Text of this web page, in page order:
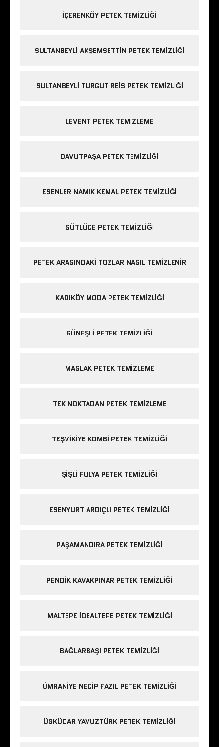
IÇERENKÖY PETEK TEMIZLIĞI
SULTANBEYLI AKŞEMSETTIN PETEK TEMIZLIĞI
SULTANBEYLI TURGUT REIS PETEK TEMIZLIĞI
LEVENT PETEK TEMIZLEME
DAVUTPAŞA PETEK TEMIZLIĞI
ESENLER NAMIK KEMAL PETEK TEMIZLIĞI
SÜTLÜCE PETEK TEMIZLIĞI
PETEK ARASINDAKI TOZLAR NASIL TEMIZLENIR
KADIKÖY MODA PETEK TEMIZLIĞI
GÜNEŞLI PETEK TEMIZLIĞI
MASLAK PETEK TEMIZLEME
TEK NOKTADAN PETEK TEMIZLEME
TEŞVIKIYE KOMBI PETEK TEMIZLIĞI
ŞIŞLI FULYA PETEK TEMIZLIĞI
ESENYURT ARDIÇLI PETEK TEMIZLIĞI
PAŞAMANDIRA PETEK TEMIZLIĞI
PENDIK KAVAKPINAR PETEK TEMIZLIĞI
MALTEPE IDEALTEPE PETEK TEMIZLIĞI
BAĞLARBAŞI PETEK TEMIZLIĞI
ÜMRANIYE NECIP FAZIL PETEK TEMIZLIĞI
ÜSKÜDAR YAVUZTÜRK PETEK TEMIZLIĞI